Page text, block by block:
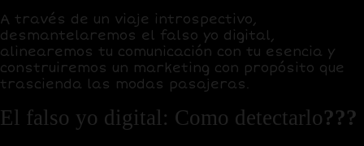
A través de un viaje introspectivo,
desmantelaremos el falso yo digital,
alinearemos tu comunicación con tu esencia y
construiremos un marketing con propósito que
trascienda las modas pasajeras.
El falso yo digital: Como detectarlo???